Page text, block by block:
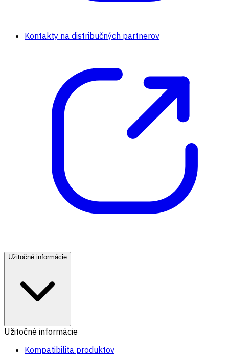
Kontakty na distribučných partnerov
Užitočné informácie
Užitočné informácie
Kompatibilita produktov